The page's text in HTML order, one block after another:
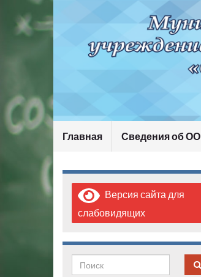
Главная Сведения об ОО
Версия сайта для
слабовидящих
Search for: